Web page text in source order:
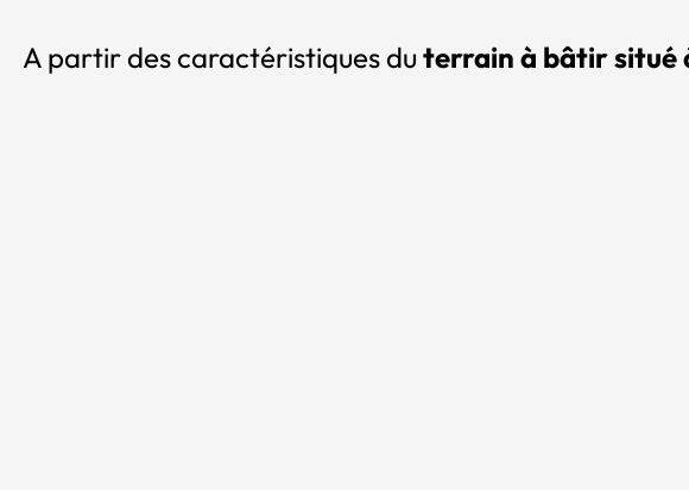
A partir des caractéristiques du terrain à bâtir situé